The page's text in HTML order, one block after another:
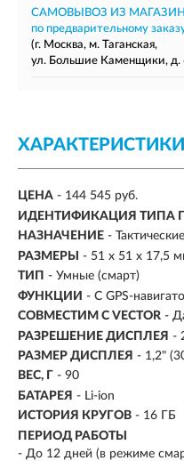
САМОВЫВОЗ ИЗ
по предварительному
(г. Москва, м. Таганская,
ул. Большие Каменщики, д.
ХАРАКТЕРИСТИКИ
ЦЕНА - 144 545 руб.
ИДЕНТИФИКАЦИЯ ТИПА
НАЗНАЧЕНИЕ - Тактические
РАЗМЕРЫ
- 51 x 51 x 17,5
ТИП - Умные (смарт)
ФУНКЦИИ - С GPS-
СОВМЕСТИМ С VECTOR -
РАЗРЕШЕНИЕ ДИСПЛЕЯ -
РАЗМЕР ДИСПЛЕЯ - 1,2"
ВЕС, Г - 90
БАТАРЕЯ - Li-ion
ИСТОРИЯ КРУГОВ - 16 ГБ
ПЕРИОД РАБОТЫ
- До 12 дней (в режиме